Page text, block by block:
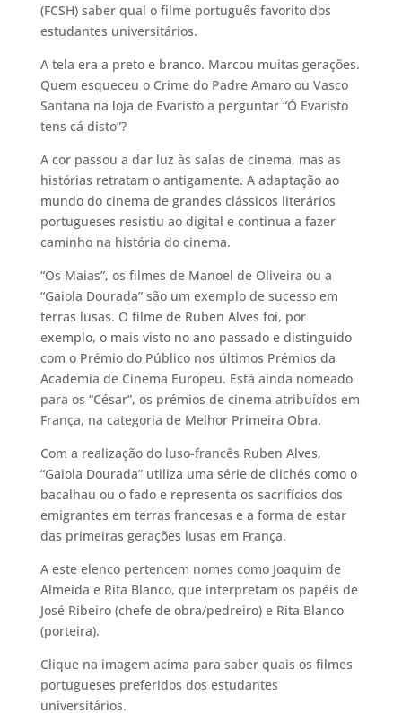
(FCSH) saber qual o filme português favorito dos
estudantes universitários.
A tela era a preto e branco. Marcou muitas gerações.
Quem esqueceu o Crime do Padre Amaro ou Vasco
Santana na loja de Evaristo a perguntar “Ó Evaristo
tens cá disto”?
A cor passou a dar luz às salas de cinema, mas as
histórias retratam o antigamente. A adaptação ao
mundo do cinema de grandes clássicos literários
portugueses resistiu ao digital e continua a fazer
caminho na história do cinema.
“Os Maias”, os filmes de Manoel de Oliveira ou a
“Gaiola Dourada” são um exemplo de sucesso em
terras lusas. O filme de Ruben Alves foi, por
exemplo, o mais visto no ano passado e distinguido
com o Prémio do Público nos últimos Prémios da
Academia de Cinema Europeu. Está ainda nomeado
para os “César”, os prémios de cinema atribuídos em
França, na categoria de Melhor Primeira Obra.
Com a realização do luso-francês Ruben Alves,
“Gaiola Dourada” utiliza uma série de clichés como o
bacalhau ou o fado e representa os sacrifícios dos
emigrantes em terras francesas e a forma de estar
das primeiras gerações lusas em França.
A este elenco pertencem nomes como Joaquim de
Almeida e Rita Blanco, que interpretam os papéis de
José Ribeiro (chefe de obra/pedreiro) e Rita Blanco
(porteira).
Clique na imagem acima para saber quais os filmes
portugueses preferidos dos estudantes
universitários.